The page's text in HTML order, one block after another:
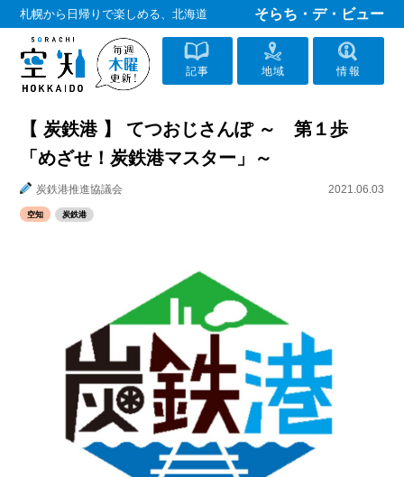
札幌から日帰りで楽しめる、北海道 そらち・デ・ビュー
記事 地域 情報
【 炭鉄港 】 てつおじさんぽ ～ 第１歩
「めざせ！炭鉄港マスター」～
炭鉄港推進協議会 2021.06.03
空知 炭鉄港